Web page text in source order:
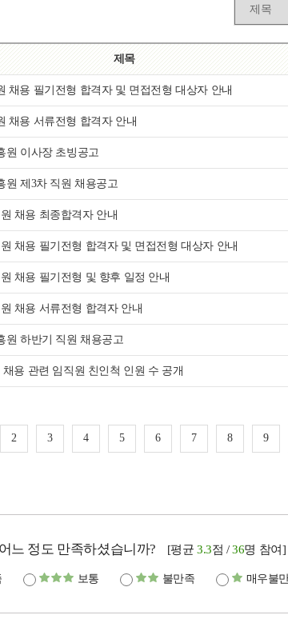
제목
채용 필기전형 합격자 및 면접전형 대상자 안내
채용 서류전형 합격자 안내
원 이사장 초빙공고
원 제3차 직원 채용공고
채용 최종합격자 안내
채용 필기전형 합격자 및 면접전형 대상자 안내
채용 필기전형 및 향후 일정 안내
채용 서류전형 합격자 안내
원 하반기 직원 채용공고
채용 관련 임직원 친인척 인원 수 공개
2 3 4 5 6 7 8 9
느 정도 만족하셨습니까? [평균3.3점 /36명 참여]
보통 불만족 매우불